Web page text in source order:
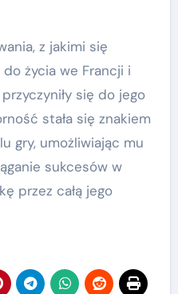
z jakimi się
życia we Francji i
się do jego
stała się znakiem
gry, umożliwiając mu
sukcesów w
przez całą jego